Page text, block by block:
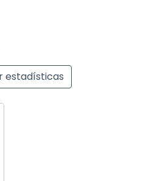
estadísticas